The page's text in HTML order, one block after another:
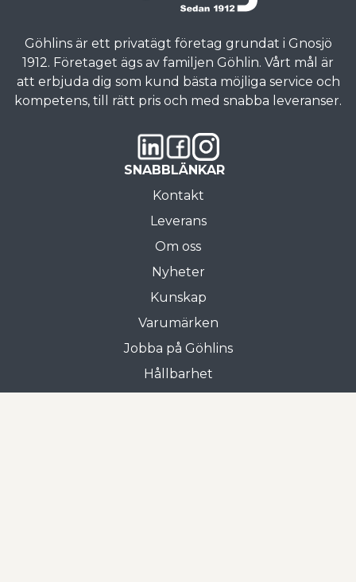
Göhlins är ett privatägt företag grundat i Gnosjö
1912. Företaget ägs av familjen Göhlin. Vårt mål är
att erbjuda dig som kund bästa möjliga service och
kompetens, till rätt pris och med snabba leveranser.
SNABBLÄNKAR
Kontakt
Leverans
Om oss
Nyheter
Kunskap
Varumärken
Jobba på Göhlins
Hållbarhet